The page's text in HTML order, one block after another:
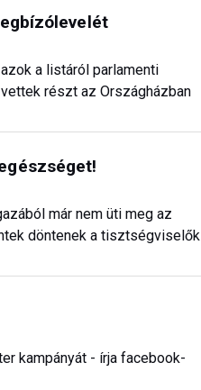
a listáról parlamenti
részt az Országházban
már nem üti meg az
döntenek a tisztségviselők
kampányát - írja facebook-